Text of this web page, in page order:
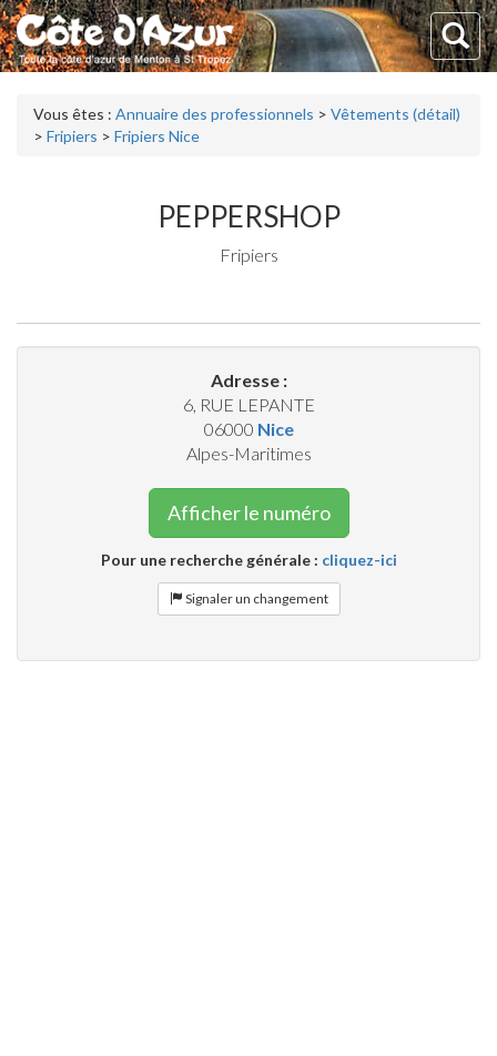
Vous êtes : Annuaire des professionnels > Vêtements (détail)
> Fripiers > Fripiers Nice
PEPPERSHOP
Fripiers
Adresse :
6, RUE LEPANTE
06000 Nice
Alpes-Maritimes
Afficher le numéro
Pour une recherche générale : cliquez-ici
Signaler un changement